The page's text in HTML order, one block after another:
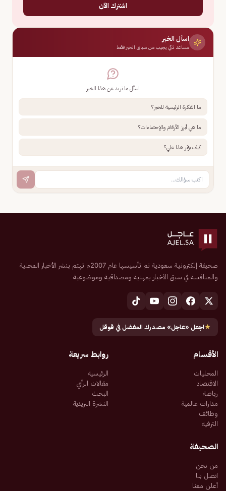
اشترك الآن
اسأل الخبر
مساعد ذكي يجيب من سياق الخبر فقط
اسأل ما تريد عن هذا الخبر
ما الفكرة الرئيسية للخبر؟
ما هي أبرز الأرقام والإحصاءات؟
كيف يؤثر هذا علي؟
صحيفة إلكترونية سعودية تم تأسيسها عام 2007م تهتم بنشر الأخبار المحلية
والمنافسة في سبق الأخبار بمهنية ومصداقية وموضوعية
★اجعل «عاجل» مصدرك المفضل في قوقل
الأقسام
المحليات
الاقتصاد
رياضة
مدارات عالمية
وظائف
الترفيه
روابط سريعة
الرئيسية
مقالات الرأي
البحث
النشرة البريدية
الصحيفة
من نحن
اتصل بنا
أعلن معنا